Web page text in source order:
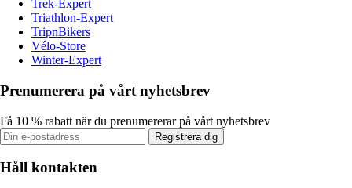
Trek-Expert
Triathlon-Expert
TripnBikers
Vélo-Store
Winter-Expert
Prenumerera på vårt nyhetsbrev
Få 10 % rabatt när du prenumererar på vårt nyhetsbrev
Registrera dig
Håll kontakten